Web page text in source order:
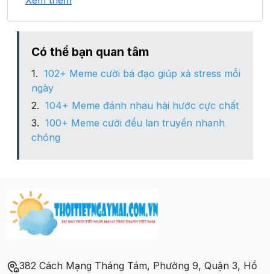
Có thể bạn quan tâm
102+ Meme cười bá đạo giúp xả stress mỗi
ngày
104+ Meme đánh nhau hài hước cực chất
100+ Meme cười đểu lan truyền nhanh
chóng
382 Cách Mạng Tháng Tám, Phường 9, Quận 3, Hồ